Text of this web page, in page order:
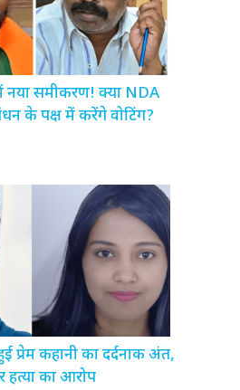
नया समीकरण! क्या NDA
के पक्ष में करेंगे वोटिंग?
प्रेम कहानी का दर्दनाक अंत,
हत्या का आरोप